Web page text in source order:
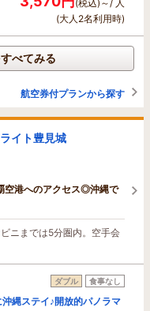
(税込)～/ 人
(大人2名利用時)
べてみる
航空券付プランから探す
イト豊見城
空港へのアクセス◎沖縄で
ニまでは5分圏内。空手会
ダブル 食事なし
縄ステイ♪開放的パノラマ